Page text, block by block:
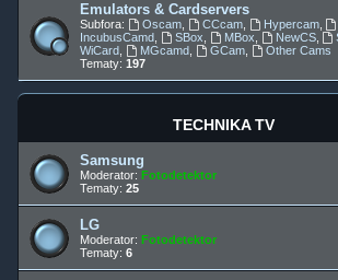
Emulators & Cardservers
Subfora: Oscam, CCcam, Hypercam,
IncubusCamd
SBox MBox NewCS,
WiCard
MGcamd, GCam,
Other Cams
Tematy: 197
TECHNIKA TV
Samsung
Moderator: Fotodetektor
Tematy: 25
LG
Moderator: Fotodetektor
Tematy: 6